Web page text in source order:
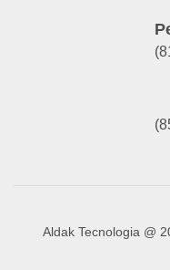
Aldak Tecnologia @